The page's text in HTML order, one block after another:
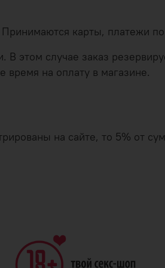
Принимаются карты, платежи
этом случае заказ
время на оплату в магазине.
на сайте, то 5% от